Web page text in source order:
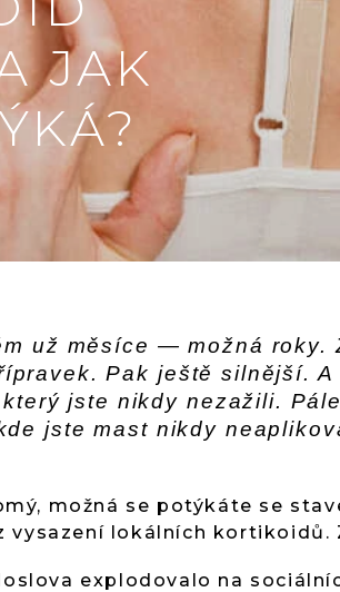
JAK
už měsíce — možná roky.
Pak ještě silnější.
jste nikdy nezažili.
jste mast nikdy
možná se potýkáte se
vysazení lokálních kortikoidů.
explodovalo na